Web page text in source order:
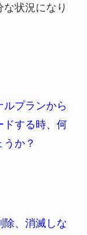
状況になり
ルプランから
ドする時、何
か？
除、消滅しな